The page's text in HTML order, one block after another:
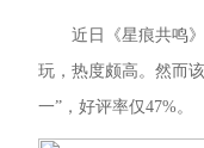
近日《星痕共鸣》
玩，热度颇高。然而
一”，好评率仅47%。